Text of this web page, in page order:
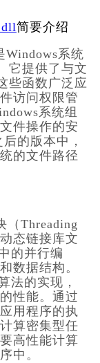
简要介绍
系统
它提供了与文
些函数广泛应
访问权限管
系统组
件操作的安
的版本中，
的文件路径
（Threading
态链接库文
的并行编
数据结构。
法的实现，
性能。通过
用程序的执
算密集型任
高性能计算
中。